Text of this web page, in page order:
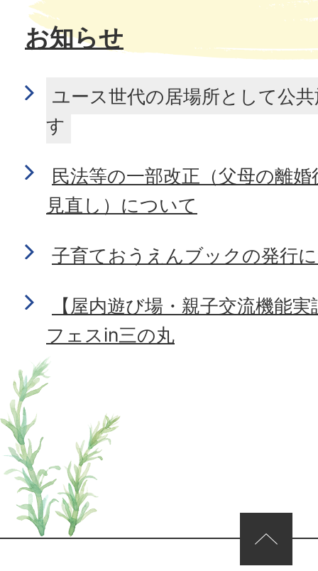
お知らせ
ユース世代の居場所として公
す
民法等の一部改正（父母の離
見直し）について
子育ておうえんブックの発行
【屋内遊び場・親子交流機能
フェスin三の丸
ページの先頭へ